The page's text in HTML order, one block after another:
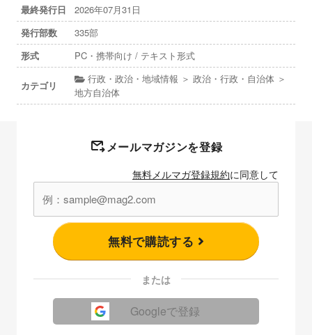
最終発行日
2026年07月31日
発行部数
335部
形式
PC・携帯向け / テキスト形式
カテゴリ
行政・政治・地域情報 ＞ 政治・行政・自治体 ＞
地方自治体
メールマガジンを登録
無料メルマガ登録規約に同意して
無料で購読する
または
Googleで登録